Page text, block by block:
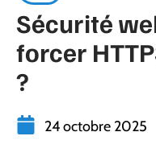
Sécurité
forcer
?
24 octobre 2025